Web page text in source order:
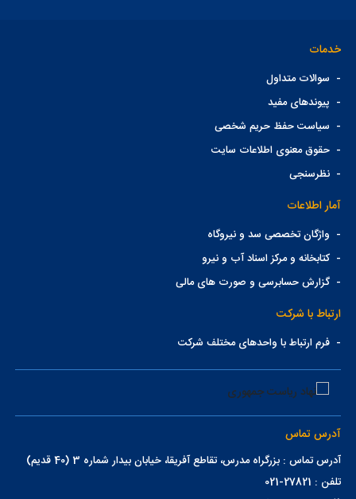
خدمات
- سوالات متداول
- پیوندهای مفید
- سیاست حفظ حریم شخصی
-حقوق معنوی اطلاعات سایت
-نظرسنجی
آمار اطلاعات
- واژگان تخصصی سد و نیروگاه
-کتابخانه و مرکز اسناد آب و نیرو
-گزارش حسابرسی و صورت های مالی
ارتباط با شرکت
-فرم ارتباط با واحدهای مختلف شرکت
آدرس تماس
آدرس تماس : بزرگراه مدرس، تقاطع آفریقا، خیابان بیدار شماره 3 (40 قدیم)
تلفن : 27821-021